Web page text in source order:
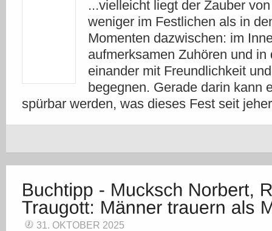
...vielleicht liegt der Zauber
weniger im Festlichen als in
Momenten dazwischen: im
aufmerksamen Zuhören und in
einander mit Freundlichkeit
begegnen. Gerade darin kann
spürbar werden, was dieses Fest seit
31. OKTOBER 2025